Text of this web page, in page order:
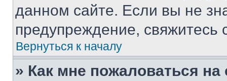
данном сайте. Если вы не
предупреждение,
Вернуться к началу
» Как мне пожаловаться